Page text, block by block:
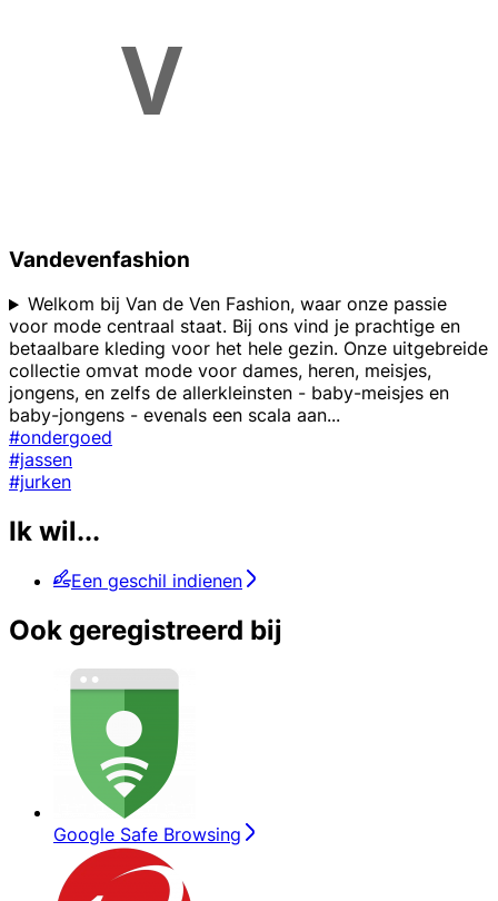
Vandevenfashion
Welkom bij Van de Ven Fashion, waar onze passie
voor mode centraal staat. Bij ons vind je prachtige en
betaalbare kleding voor het hele gezin. Onze uitgebreide
collectie omvat mode voor dames, heren, meisjes,
jongens, en zelfs de allerkleinsten - baby-meisjes en
baby-jongens - evenals een scala aan...
#ondergoed
#jassen
#jurken
Ik wil...
Een geschil indienen
Ook geregistreerd bij
Google Safe Browsing